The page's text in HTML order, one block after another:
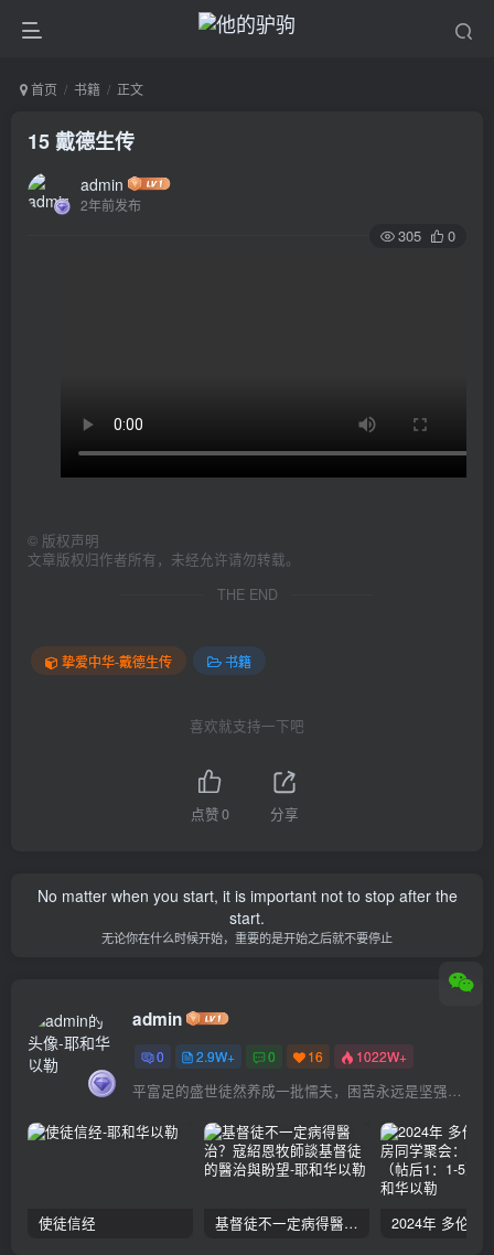
首页 书籍 正文
15 戴德生传
admin
2年前发布
305 0
© 版权声明
文章版权归作者所有，未经允许请勿转载。
THE END
挚爱中华-戴德生传 书籍
喜欢就支持一下吧
点赞0 分享
No matter when you start, it is important not to stop after the
start.
无论你在什么时候开始，重要的是开始之后就不要停止
admin
0 2.9W+ 0 16 1022W+
平富足的盛世徒然养成一批懦夫，困苦永远是坚强之母
使徒信经 基督徒不一定病得醫治？寇紹恩牧師談基督徒的醫治與盼望